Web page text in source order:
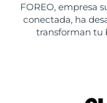
FOREO, empresa
conectada, ha
transforman tu